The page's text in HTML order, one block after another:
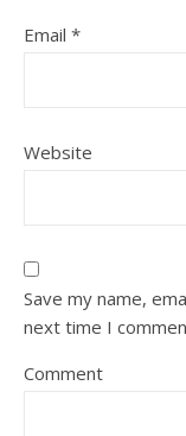
Email *
Website
Save my name,
next time I
Comment